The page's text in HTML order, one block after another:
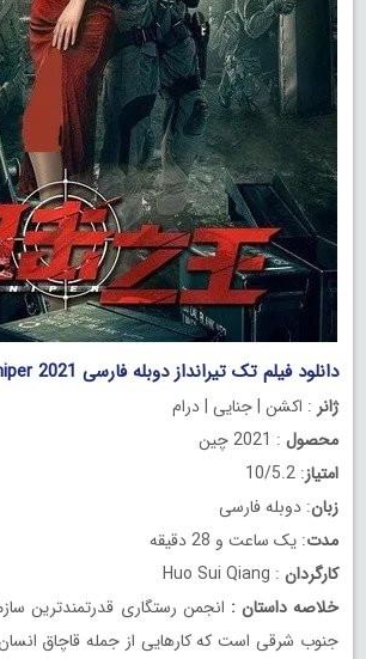
دانلود فیلم تک تیرانداز دوبله فارسی The Sniper 2021
ژانر : اکشن | جنایی | درام
محصول : 2021 چین
امتیاز: 10/5.2
زبان: دوبله فارسی
مدت: یک ساعت و 28 دقیقه
کارگردان : Huo Sui Qiang
خلاصه داستان : انجمن رستگاری قدرتمندترین
جنوب شرقی است که کارهایی از جمله قاچاق